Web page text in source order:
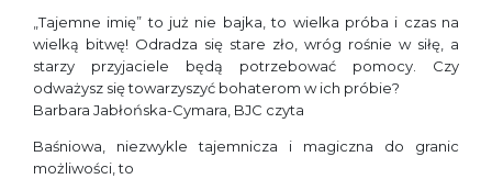
„Tajemne imię” to już nie bajka, to wielka próba i czas na
wielką bitwę! Odradza się stare zło, wróg rośnie w siłę, a
starzy przyjaciele będą potrzebować pomocy. Czy
odważysz się towarzyszyć bohaterom w ich próbie?
Barbara Jabłońska-Cymara, BJC czyta
Baśniowa, niezwykle tajemnicza i magiczna do granic
możliwości, to